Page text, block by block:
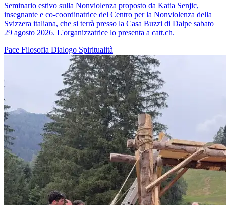
Seminario estivo sulla Nonviolenza proposto da Katia Senjic,
insegnante e co-coordinatrice del Centro per la Nonviolenza della
Svizzera italiana, che si terrà presso la Casa Buzzi di Dalpe sabato
29 agosto 2026. L'organizzatrice lo presenta a catt.ch.
Pace Filosofia Dialogo Spiritualità